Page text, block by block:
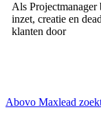
Als
inzet, creatie en
klanten door
Abovo Maxlead